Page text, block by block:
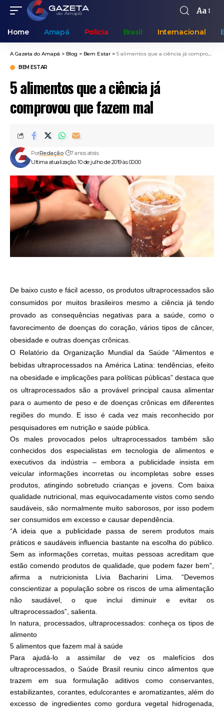
Aa
Home Amapá Polícia Brasil Internacional
A Gazeta do Amapá > Blog > Bem Estar > 5 alimentos que a ciência já comprovou que fazem mal
BEM ESTAR
5 alimentos que a ciência já
comprovou que fazem mal
Ultima atualização: 10 de julho de 2019 às 00:00
PorRedação 7 anos atrás
De baixo custo e fácil acesso, os produtos ultraprocessados são
consumidos por muitos brasileiros mesmo a ciência já tendo
provado as consequências negativas para a saúde, como o
favorecimento de doenças do coração, vários tipos de câncer,
obesidade e outras doenças crônicas.
O Relatório da Organização Mundial da Saúde “Alimentos e
bebidas ultraprocessados na América Latina: tendências, efeito
na obesidade e implicações para políticas públicas” destaca que
os ultraprocessados são a provável principal causa alimentar
para o aumento de peso e de doenças crônicas em diferentes
regiões do mundo. E isso é cada vez mais reconhecido por
pesquisadores em nutrição e saúde pública.
Os males provocados pelos ultraprocessados também são
conhecidos dos especialistas em tecnologia de alimentos e
executivos da indústria – embora a publicidade insista em
veicular informações incorretas ou incompletas sobre esses
produtos, atingindo sobretudo crianças e jovens. Com baixa
qualidade nutricional, mas equivocadamente vistos como sendo
saudáveis, são normalmente muito saborosos, por isso podem
ser consumidos em excesso e causar dependência.
“A ideia que a publicidade passa de serem produtos mais
práticos e saudáveis influencia bastante na escolha do público.
Sem as informações corretas, muitas pessoas acreditam que
estão comendo produtos de qualidade, que podem fazer bem”,
afirma a nutricionista Lívia Bacharini Lima. “Devemos
conscientizar a população sobre os riscos de uma alimentação
não saudável, o que inclui diminuir e evitar os
ultraprocessados”, salienta.
In natura, processados, ultraprocessados: conheça os tipos de
alimento
5 alimentos que fazem mal à saúde
Para ajudá-lo a assimilar de vez os malefícios dos
ultraprocessados, o Saúde Brasil reuniu cinco alimentos que
trazem em sua formulação aditivos como conservantes,
estabilizantes, corantes, edulcorantes e aromatizantes, além do
excesso de ingredientes como gordura vegetal hidrogenada,